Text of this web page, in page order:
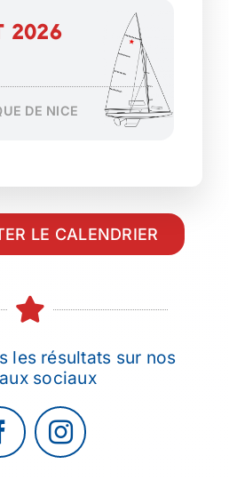
DE NICE
LE CALENDRIER
les résultats sur nos
sociaux